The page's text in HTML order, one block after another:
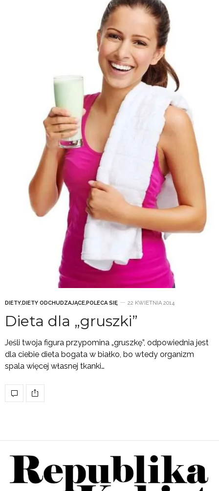
DIETY,DIETY ODCHUDZAJĄCE,POLECA SIĘ 22 KWIETNIA 2014
Dieta dla „gruszki”
Jeśli twoja figura przypomina „gruszkę”, odpowiednia jest
dla ciebie dieta bogata w białko, bo wtedy organizm
spala więcej własnej tkanki…